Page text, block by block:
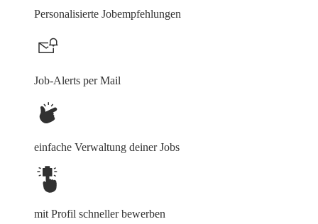
Personalisierte Jobempfehlungen
Job-Alerts per Mail
einfache Verwaltung deiner Jobs
mit Profil schneller bewerben